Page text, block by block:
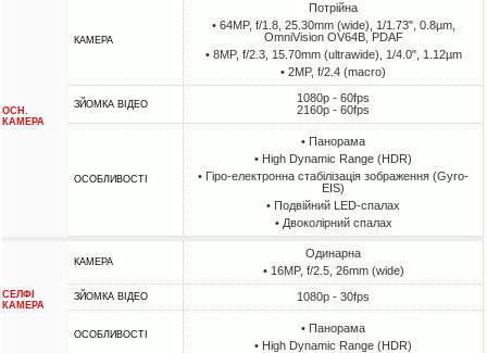
ОСН.
КАМЕРА
КАМЕРА
Потрійна
• 64MP, f/1.8, 25.30mm (wide), 1/1.73", 0.8µm,
OmniVision OV64B, PDAF
• 8MP, f/2.3, 15.70mm (ultrawide), 1/4.0", 1.12µm
• 2MP, f/2.4 (macro)
ЗЙОМКА ВІДЕО
1080p - 60fps
2160p - 60fps
ОСОБЛИВОСТІ
• Панорама
• High Dynamic Range (HDR)
• Гіро-електронна стабілізація зображення (Gyro-
EIS)
• Подвійний LED-спалах
• Двоколірний спалах
СЕЛФІ
КАМЕРА
КАМЕРА
Одинарна
• 16MP, f/2.5, 26mm (wide)
ЗЙОМКА ВІДЕО 1080p - 30fps
ОСОБЛИВОСТІ
• Панорама
• High Dynamic Range (HDR)